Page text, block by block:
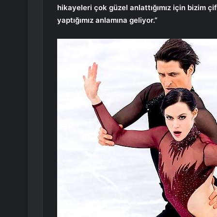
hikayeleri çok güzel anlattığımız için bizim
yaptığımız anlamına geliyor.”